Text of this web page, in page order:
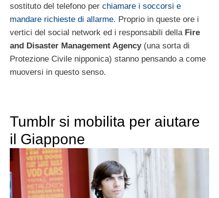
sostituto del telefono per chiamare i soccorsi e
mandare richieste di allarme. Proprio in queste ore i
vertici del social network ed i responsabili della Fire
and Disaster Management Agency(una sorta di
Protezione Civile nipponica) stanno pensando a come
muoversi in questo senso.
Tumblr si mobilita per aiutare
il Giappone